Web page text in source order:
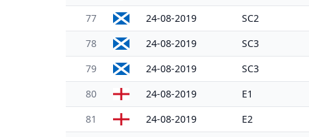
77 24-08-2019 SC2
78 24-08-2019 SC3
79 24-08-2019 SC3
80 24-08-2019 E1
81 24-08-2019 E2